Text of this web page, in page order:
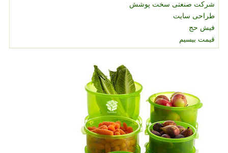
شرکت صنعتی سخت پوشش
طراحی سایت
فیش حج
قیمت بیسیم